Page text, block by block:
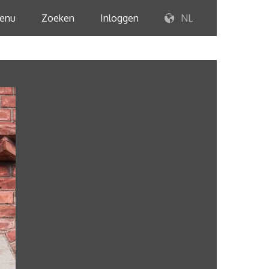
Zoeken Inloggen NL